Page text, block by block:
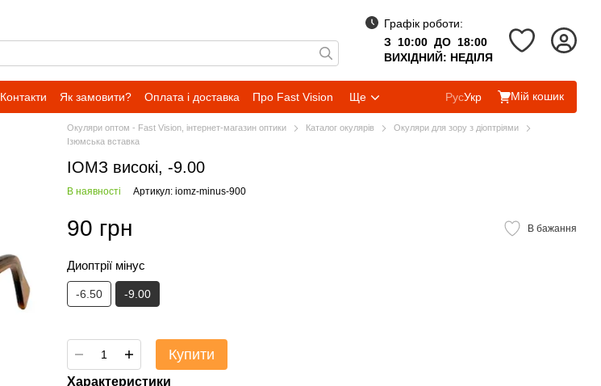
Графік роботи:
З 10:00 ДО 18:00
ВИХІДНИЙ: НЕДІЛЯ
Контакти Як замовити? Оплата і доставка Про Fast Vision Ще РусУкр Мій кошик
Окуляри оптом - Fast Vision, інтернет-магазин оптики Каталог окулярів
Окуляри для зору з діоптріями
Ізюмська вставка
ІОМЗ високі, -9.00
В наявності Артикул: iomz-minus-900
90 грн В бажання
Диоптрії мінус
-6.50 -9.00
Купити
Характеристики